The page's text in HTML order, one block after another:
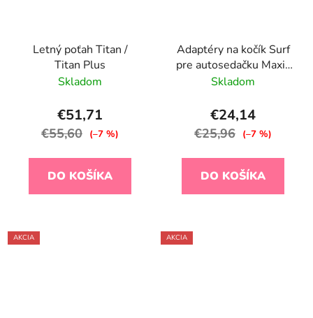
Letný poťah Titan /
Titan Plus
Skladom
€51,71
€55,60 (–7 %)
DO KOŠÍKA
Adaptéry na kočík Surf
pre autosedačku Maxi-
Cosi
Skladom
€24,14
€25,96 (–7 %)
DO KOŠÍKA
AKCIA AKCIA